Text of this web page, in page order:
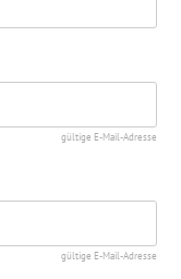
Foto: Birgit-Cathrin Duval
gültige E-Mail-Adresse
gültige E-Mail-Adresse